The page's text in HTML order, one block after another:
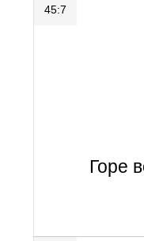
45:7
Горе